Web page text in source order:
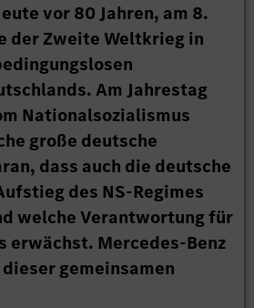
vor 80 Jahren, am 8.
der Zweite Weltkrieg in
Am Jahrestag
Nationalsozialismus
große deutsche
dass auch die deutsche
des NS-Regimes
welche Verantwortung für
erwächst. Mercedes-Benz
gemeinsamen